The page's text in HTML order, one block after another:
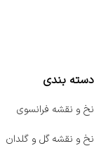
دسته بندی
نخ و نقشه فرانسوی
نخ و نقشه گل و گلدان